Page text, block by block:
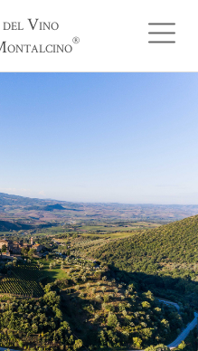
Vino
®